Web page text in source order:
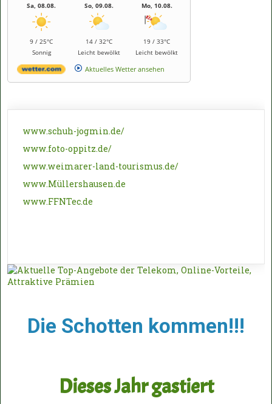
Sa, 08.08.
9 / 25°C
Sonnig
So, 09.08.
14 / 32°C
Leicht bewölkt
Mo, 10.08.
19 / 33°C
Leicht bewölkt
Aktuelles Wetter ansehen
www.schuh-jogmin.de/
www.foto-oppitz.de/
www.weimarer-land-tourismus.de/
www.Müllershausen.de
www.FFNTec.de
Die Schotten kommen!!!
Dieses Jahr gastiert